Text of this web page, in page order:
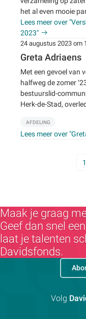
het al even mooie
Lees meer over
2023"
24 augustus 2023 om
Greta Adriaens
Met een gevoel van
halfweg de zomer
bestuurslid-
Herk-de-Stad,
AFDELING
Lees meer over
1
Maak je graag
Geef dan snel
laat je talenten
Davidsfonds.
Volg